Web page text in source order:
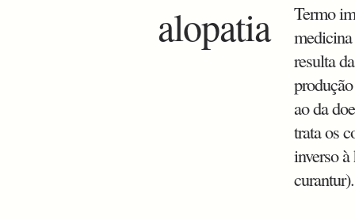
alopatia
Termo
resulta
ao da
trata os
inverso
curantur).